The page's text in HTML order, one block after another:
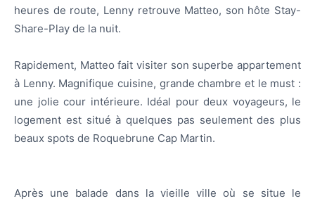
heures de route, Lenny retrouve Matteo, son hôte Stay-
Share-Play de la nuit.
Rapidement, Matteo fait visiter son superbe appartement
à Lenny. Magnifique cuisine, grande chambre et le must :
une jolie cour intérieure. Idéal pour deux voyageurs, le
logement est situé à quelques pas seulement des plus
beaux spots de Roquebrune Cap Martin.
Après une balade dans la vieille ville où se situe le